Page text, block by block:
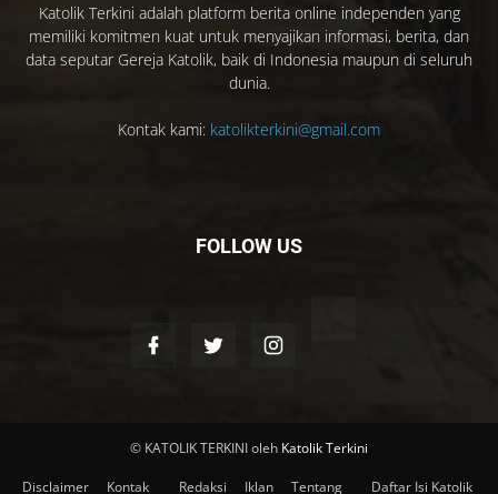
Katolik Terkini adalah platform berita online independen yang
memiliki komitmen kuat untuk menyajikan informasi, berita, dan
data seputar Gereja Katolik, baik di Indonesia maupun di seluruh
dunia.
Kontak kami: katolikterkini@gmail.com
FOLLOW US
© KATOLIK TERKINI oleh Katolik Terkini
Disclaimer Kontak Redaksi Iklan Tentang Daftar Isi Katolik